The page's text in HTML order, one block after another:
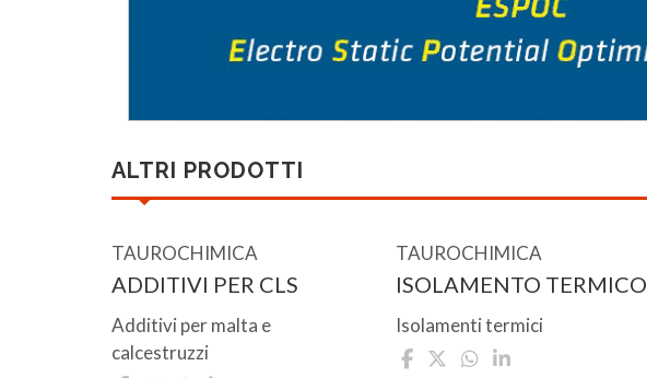
ALTRI PRODOTTI
TAUROCHIMICA
ADDITIVI PER CLS
Additivi per malta e
calcestruzzi
TAUROCHIMICA
ISOLAMENTO TERMICO
Isolamenti termici